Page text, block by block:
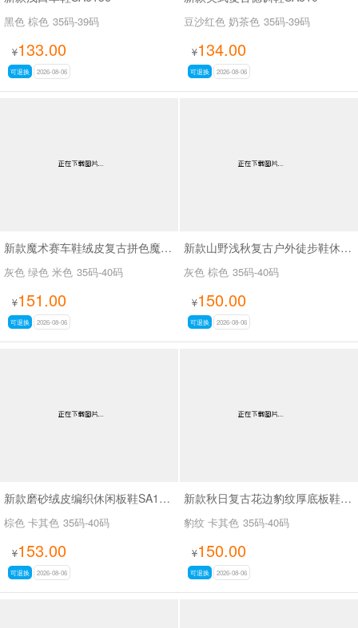
黑色 棕色 35码-39码
¥133.00
可退换 2026-08-06
豆沙红色 奶茶色 35码-39码
¥134.00
可退换 2026-08-06
新款魔术赛车鞋绒皮复古拼色魔术贴德训休闲鞋SA8040
灰色 绿色 米色 35码-40码
¥151.00
可退换 2026-08-06
新款山野浅秋复古户外徒步鞋休闲鞋SA37028
灰色 棕色 35码-40码
¥150.00
可退换 2026-08-06
新款磨砂绒皮编织休闲板鞋SA18035
棕色 卡其色 35码-40码
¥153.00
可退换 2026-08-06
新款秋日复古花边豹纹厚底板鞋SA18036
豹纹 卡其色 35码-40码
¥150.00
可退换 2026-08-06